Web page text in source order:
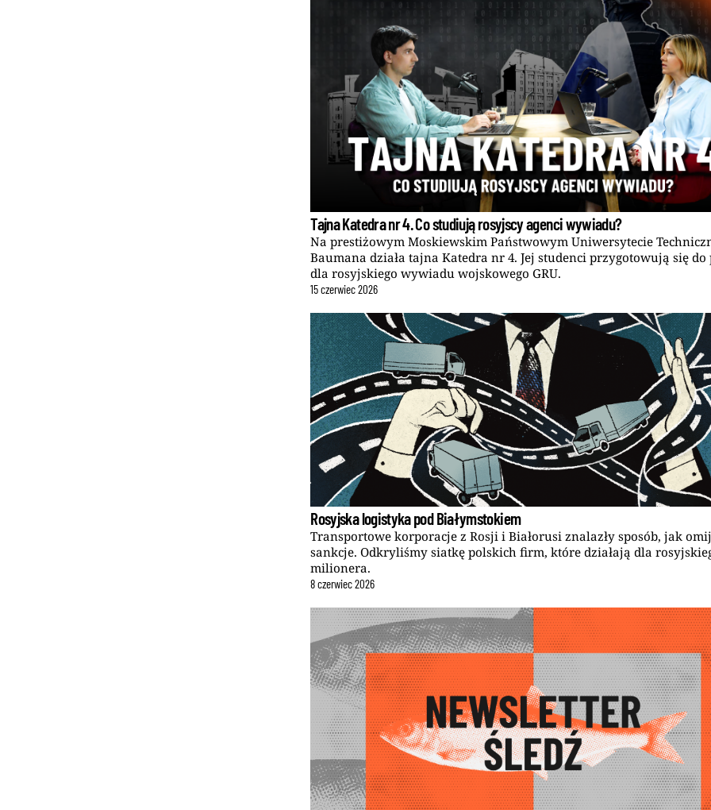
Tajna Katedra nr 4. Co studiują rosyjscy agenci wywiadu?
Na prestiżowym Moskiewskim Państwowym Uniwersytecie
Baumana działa tajna Katedra nr 4. Jej studenci przygotowują się do
dla rosyjskiego wywiadu wojskowego GRU.
15czerwiec2026
Rosyjska logistyka pod Białymstokiem
Transportowe korporacje z Rosji i Białorusi znalazły sposób, jak
sankcje. Odkryliśmy siatkę polskich firm, które działają dla
milionera.
8czerwiec2026